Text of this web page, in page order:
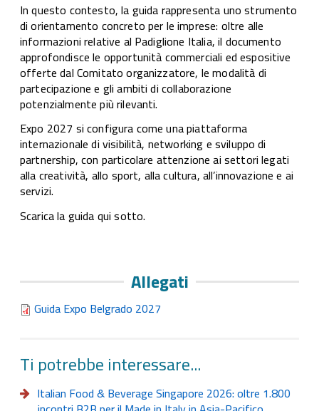
In questo contesto, la guida rappresenta uno strumento
di orientamento concreto per le imprese: oltre alle
informazioni relative al Padiglione Italia, il documento
approfondisce le opportunità commerciali ed espositive
offerte dal Comitato organizzatore, le modalità di
partecipazione e gli ambiti di collaborazione
potenzialmente più rilevanti.
Expo 2027 si configura come una piattaforma
internazionale di visibilità, networking e sviluppo di
partnership, con particolare attenzione ai settori legati
alla creatività, allo sport, alla cultura, all’innovazione e ai
servizi.
Scarica la guida qui sotto.
Allegati
Guida Expo Belgrado 2027
Ti potrebbe interessare...
Italian Food & Beverage Singapore 2026: oltre 1.800